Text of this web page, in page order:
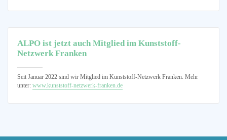
ALPO ist jetzt auch Mitglied im Kunststoff-
Netzwerk Franken
Seit Januar 2022 sind wir Mitglied im Kunststoff-Netzwerk Franken. Mehr
unter: www.kunststoff-netzwerk-franken.de